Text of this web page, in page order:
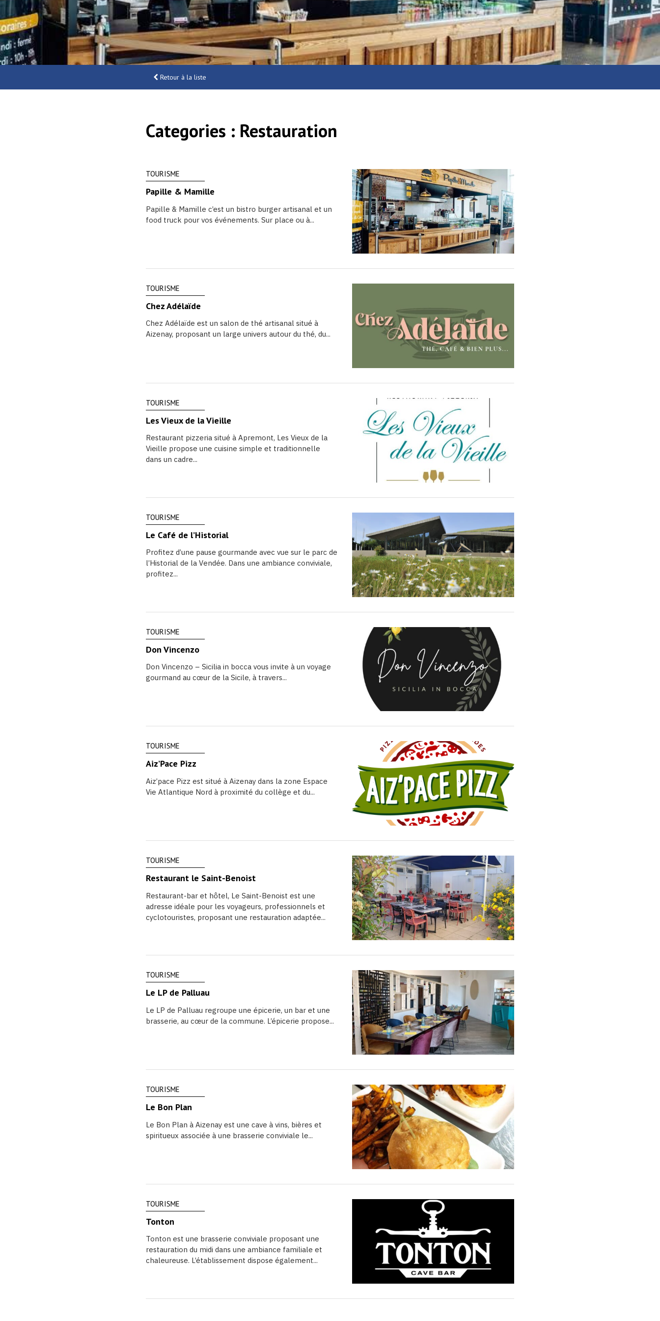
Retour à la liste
Categories : Restauration
TOURISME
Papille & Mamille
Papille & Mamille c’est un bistro burger artisanal et un
food truck pour vos événements. Sur place ou à...
TOURISME
Chez Adélaïde
Chez Adélaïde est un salon de thé artisanal situé à
Aizenay, proposant un large univers autour du thé, du...
TOURISME
Les Vieux de la Vieille
Restaurant pizzeria situé à Apremont, Les Vieux de la
Vieille propose une cuisine simple et traditionnelle
dans un cadre...
TOURISME
Le Café de l’Historial
Profitez d’une pause gourmande avec vue sur le parc de
l’Historial de la Vendée. Dans une ambiance conviviale,
profitez...
TOURISME
Don Vincenzo
Don Vincenzo – Sicilia in bocca vous invite à un voyage
gourmand au cœur de la Sicile, à travers...
TOURISME
Aiz’Pace Pizz
Aiz’pace Pizz est situé à Aizenay dans la zone Espace
Vie Atlantique Nord à proximité du collège et du...
TOURISME
Restaurant le Saint-Benoist
Restaurant-bar et hôtel, Le Saint-Benoist est une
adresse idéale pour les voyageurs, professionnels et
cyclotouristes, proposant une restauration adaptée...
TOURISME
Le LP de Palluau
Le LP de Palluau regroupe une épicerie, un bar et une
brasserie, au cœur de la commune. L’épicerie propose...
TOURISME
Le Bon Plan
Le Bon Plan à Aizenay est une cave à vins, bières et
spiritueux associée à une brasserie conviviale le...
TOURISME
Tonton
Tonton est une brasserie conviviale proposant une
restauration du midi dans une ambiance familiale et
chaleureuse. L’établissement dispose également...